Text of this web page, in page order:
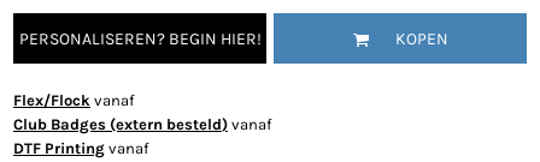
PERSONALISEREN? BEGIN HIER! KOPEN
Flex/Flock vanaf
Club Badges (extern besteld) vanaf
DTF Printing vanaf